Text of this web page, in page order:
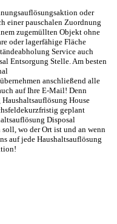
oder
einer pauschalen Zuordnung
zugemüllten Objekt ohne
oder lagerfähige Fläche
Service auch
Entsorgung Stelle. Am besten
anschließend alle
auf Ihre E-Mail! Denn
House
geplant
Disposal
wo der Ort ist und an wenn
auf jede Haushaltsauflösung